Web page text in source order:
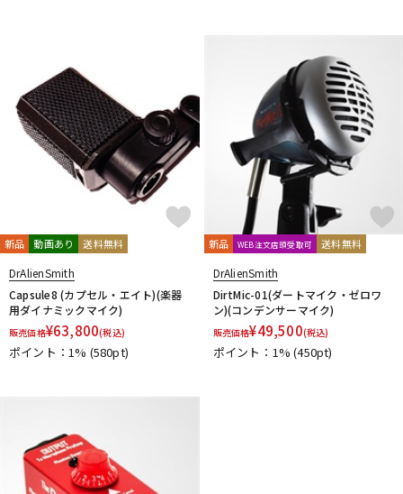
配信/ライブ機器 楽器アクセサリ
中古 ヴィンテージ
新品 動画あり 送料無料
DrAlienSmith
Capsule8 (カプセル・エイト)(楽器
用ダイナミックマイク)
販売価格¥63,800(税込)
ポイント：1% (580pt)
新品 WEB注文店頭受取可 送料無料
DrAlienSmith
DirtMic-01(ダートマイク・ゼロワ
ン)(コンデンサーマイク)
販売価格¥49,500(税込)
ポイント：1%(450pt)